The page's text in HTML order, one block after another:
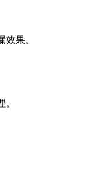
果。